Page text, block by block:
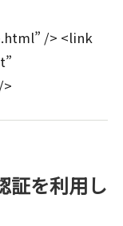
/> <link
証を利用し